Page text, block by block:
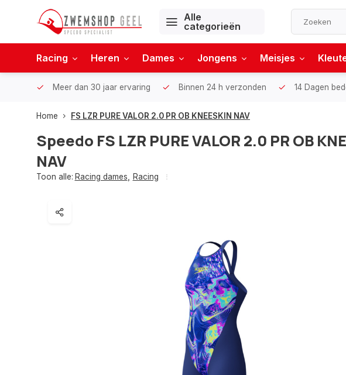
Alle
categorieën
Racing Heren Dames Jongens Meisjes
Meer dan 30 jaar ervaring Binnen 24 h verzonden 14 Dagen
Home FS LZR PURE VALOR 2.0 PR OB KNEESKIN NAV
Speedo FS LZR PURE VALOR 2.0 PR OB
NAV
Toon alle: Racing dames Racing